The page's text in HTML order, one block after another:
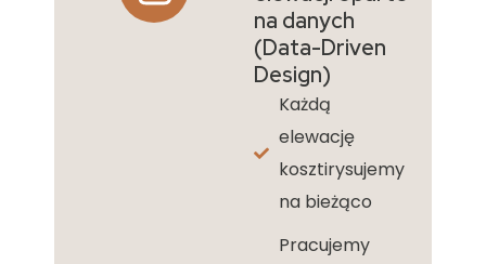
na danych
(Data-Driven
Design)
Każdą
elewację
kosztirysujemy
na bieżąco
Pracujemy